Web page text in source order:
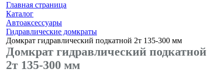
Главная страница
Каталог
Автоаксессуары
Гидравлические домкраты
Домкрат гидравлический подкатной 2т 135-300 мм
Домкрат гидравлический подкатной
2т 135-300 мм